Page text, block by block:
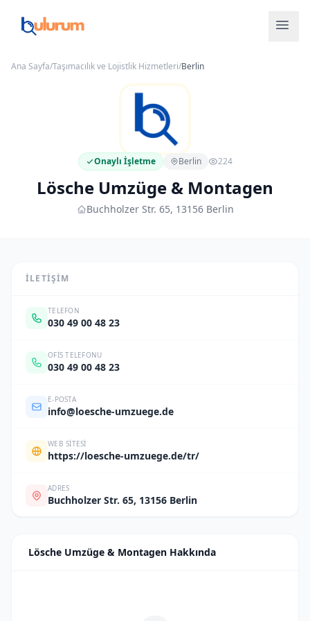
Ana Sayfa/Taşımacılık ve Lojistlik Hizmetleri/Berlin
Onaylı İşletme Berlin 224
Lösche Umzüge & Montagen
Buchholzer Str. 65, 13156 Berlin
İLETIŞIM
TELEFON
030 49 00 48 23
OFIS TELEFONU
030 49 00 48 23
E-POSTA
info@loesche-umzuege.de
WEB SITESI
https://loesche-umzuege.de/tr/
ADRES
Buchholzer Str. 65, 13156 Berlin
Lösche Umzüge & Montagen Hakkında